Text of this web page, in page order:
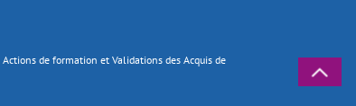
de formation et Validations des Acquis de